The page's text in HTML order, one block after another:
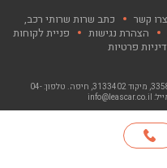
צרו קשר
כתב שרות שרותי רכב,
הצהרת נגישות
פניית לקוחות
פרטיות
04-
info@leascar.co.il
האתר פותח ע"י NGSOFT, קישור יפתח בחלון חדש"